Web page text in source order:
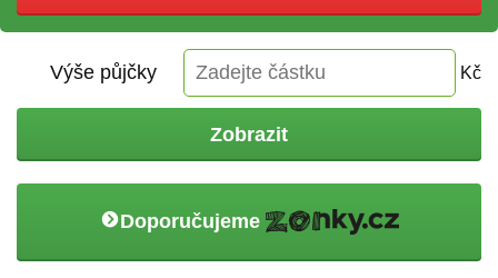
Výše půjčky Kč
Zobrazit
Doporučujeme